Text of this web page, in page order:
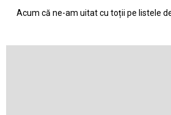
Acum că ne-am uitat cu toții pe listele